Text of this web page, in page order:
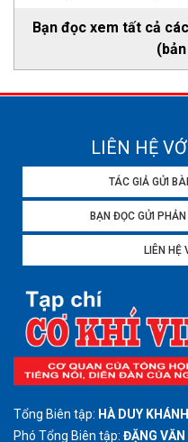
Bạn đọc xem tất cả
LIÊN HỆ
TÁC GIẢ GỬI
BẠN ĐỌC GỬI
LIÊN HỆ
Tổng Biên tập: HÀ DUY KHÁNH
Phó Tổng Biên tập: ĐẶNG VĂN